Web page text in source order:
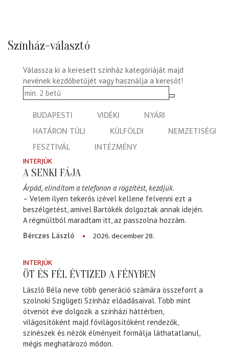
Színház-választó
Válassza ki a keresett színház kategóriáját majd
nevének kezdőbetűjét vagy használja a keresőt!
BUDAPESTI VIDÉKI
NYÁRI
HATÁRON TÚLI
KÜLFÖLDI
NEMZETISÉGI
FESZTIVÁL
INTÉZMÉNY
INTERJÚK
A SENKI FÁJA
Árpád, elindítom a telefonon a rögzítést, kezdjük.
– Velem ilyen tekerős izével kellene felvenni ezt a
beszélgetést, amivel Bartókék dolgoztak annak idején.
A régmúltból maradtam itt, az passzolna hozzám.
Bérczes László
2026. december 28.
INTERJÚK
ÖT ÉS FÉL ÉVTIZED A FÉNYBEN
László Béla neve több generáció számára összeforrt a
szolnoki Szigligeti Színház előadásaival. Több mint
ötvenöt éve dolgozik a színházi háttérben,
világosítóként majd fővilágosítóként rendezők,
színészek és nézők élményeit formálja láthatatlanul,
mégis meghatározó módon.